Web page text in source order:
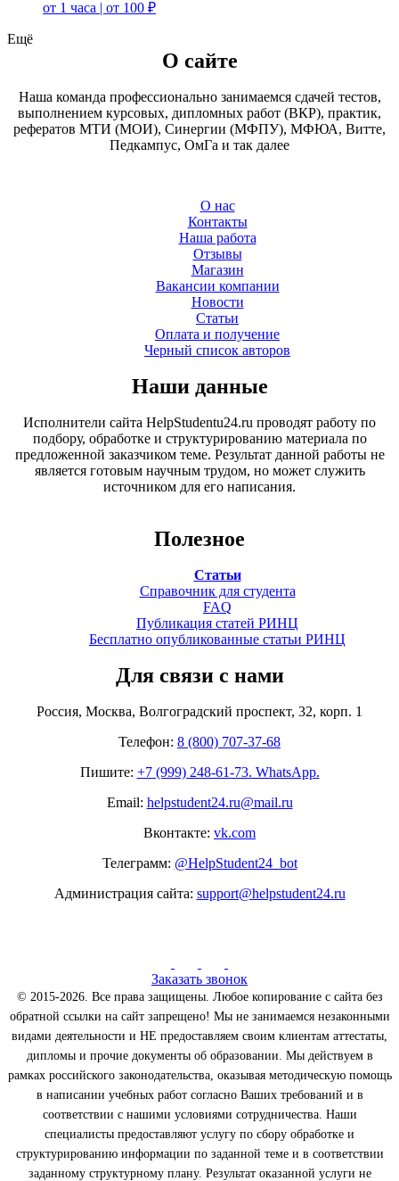
от 1 часа | от 100 ₽
Ещё
О сайте
Наша команда профессионально занимаемся сдачей тестов,
выполнением курсовых, дипломных работ (ВКР), практик,
рефератов МТИ (МОИ), Синергии (МФПУ), МФЮА, Витте,
Педкампус, ОмГа и так далее
О нас
Контакты
Наша работа
Отзывы
Магазин
Вакансии компании
Новости
Статьи
Оплата и получение
Черный список авторов
Наши данные
Исполнители сайта HelpStudentu24.ru проводят работу по
подбору, обработке и структурированию материала по
предложенной заказчиком теме. Результат данной работы не
является готовым научным трудом, но может служить
источником для его написания.
Полезное
Статьи
Справочник для студента
FAQ
Публикация статей РИНЦ
Бесплатно опубликованные статьи РИНЦ
Для связи с нами
Россия, Москва, Волгоградский проспект, 32, корп. 1
Телефон: 8 (800) 707-37-68
Пишите: +7 (999) 248-61-73. WhatsApp.
Email: helpstudent24.ru@mail.ru
Вконтакте: vk.com
Телеграмм: @HelpStudent24_bot
Администрация сайта: support@helpstudent24.ru
Заказать звонок
© 2015-2026. Все права защищены. Любое копирование с сайта без
обратной ссылки на сайт запрещено! Мы не занимаемся незаконными
видами деятельности и НЕ предоставляем своим клиентам аттестаты,
дипломы и прочие документы об образовании. Мы действуем в
рамках российского законодательства, оказывая методическую помощь
в написании учебных работ согласно Ваших требований и в
соответствии с нашими условиями сотрудничества. Наши
специалисты предоставляют услугу по сбору обработке и
структурированию информации по заданной теме и в соответствии
заданному структурному плану. Результат оказанной услуги не